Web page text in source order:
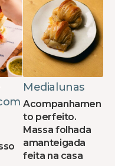
Medialunas
Acompanhamen
to perfeito.
Massa folhada
amanteigada
feita na casa